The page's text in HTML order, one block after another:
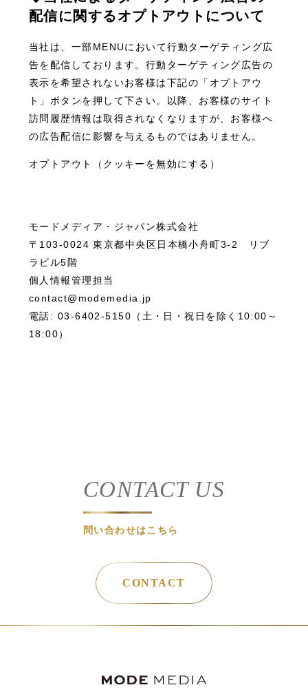
配信に関するオプトアウトについて
当社は、一部MENUにおいて行動ターゲティング広
告を配信しております。行動ターゲティング広告の
表示を希望されないお客様は下記の「オプトアウ
ト」ボタンを押して下さい。以降、お客様のサイト
訪問履歴情報は取得されなくなりますが、お客様へ
の広告配信に影響を与えるものではありません。
オプトアウト（クッキーを無効にする）
モードメディア・ジャパン株式会社
〒103-0024 東京都中央区日本橋小舟町3-2 リブ
ラビル5階
個人情報管理担当
contact@modemedia.jp
電話: 03-6402-5150（土・日・祝日を除く10:00～
18:00）
問い合わせはこちら
CONTACT US
CONTACT